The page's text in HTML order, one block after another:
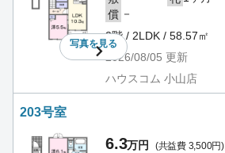
写真を見る
償 －
2階 / 2LDK / 58.57㎡
2026/08/05 更新
ハウスコム 小山店
203号室
6.3万円 (共益費 3,500円)